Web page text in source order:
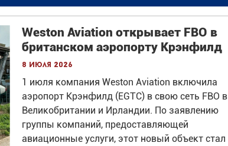
Weston Aviation открывает FBO в
британском аэропорту Крэнфилд
8 июля 2026
1 июля компания Weston Aviation включила
аэропорт Крэнфилд (EGTC) в свою сеть FBO в
Великобритании и Ирландии. По заявлению
группы компаний, предоставляющей
авиационные услуги, этот новый объект стал